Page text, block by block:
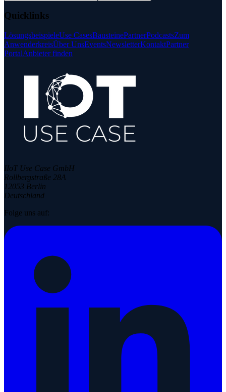
Quicklinks
LösungsbeispieleUse CasesBausteinePartnerPodcastsZum
AnwenderkreisÜber UnsEventsNewsletterKontaktPartner
PortalAnbieter finden
IIoT Use Case GmbH
Rollbergstraße 28A
12053 Berlin
Deutschland
Folge uns auf: